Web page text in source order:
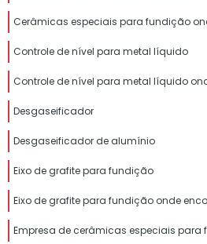
Cerâmicas especiais para fundição
Controle de nível para metal líquido
Controle de nível para metal líquido
Desgaseificador
Desgaseificador de alumínio
Eixo de grafite para fundição
Eixo de grafite para fundição onde
Empresa de cerâmicas especiais para